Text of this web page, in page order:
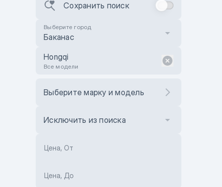
Сохранить поиск
Выберите город
Баканас
Hongqi
Все модели
Выберите марку и модель
Исключить из поиска
Цена, От
Цена, До